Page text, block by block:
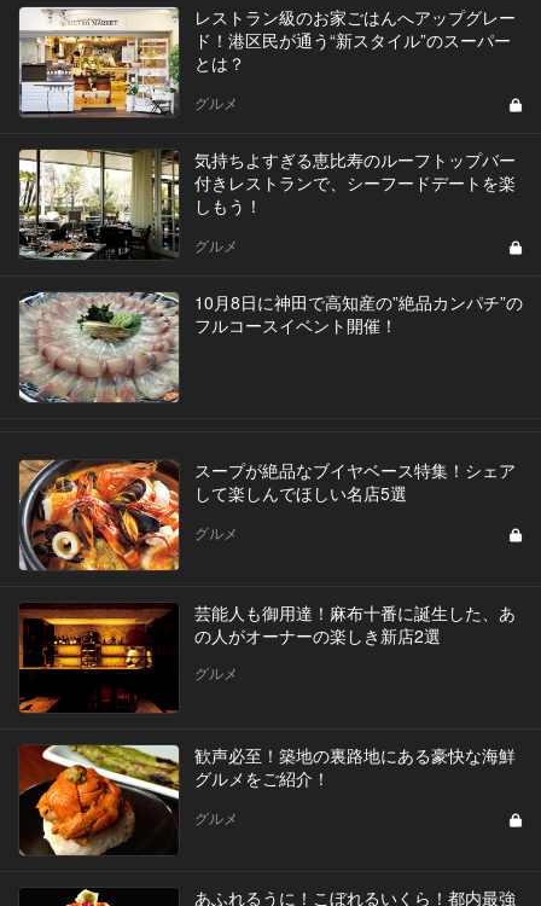
レストラン級のお家ごはんへアップグレー
ド！港区民が通う“新スタイル”のスーパー
とは？
グルメ
気持ちよすぎる恵比寿のルーフトップバー
付きレストランで、シーフードデートを楽
しもう！
グルメ
10月8日に神田で高知産の”絶品カンパチ”の
フルコースイベント開催！
スープが絶品なブイヤベース特集！シェア
して楽しんでほしい名店5選
グルメ
芸能人も御用達！麻布十番に誕生した、あ
の人がオーナーの楽しき新店2選
グルメ
歓声必至！築地の裏路地にある豪快な海鮮
グルメをご紹介！
グルメ
あふれるうに！こぼれるいくら！都内最強